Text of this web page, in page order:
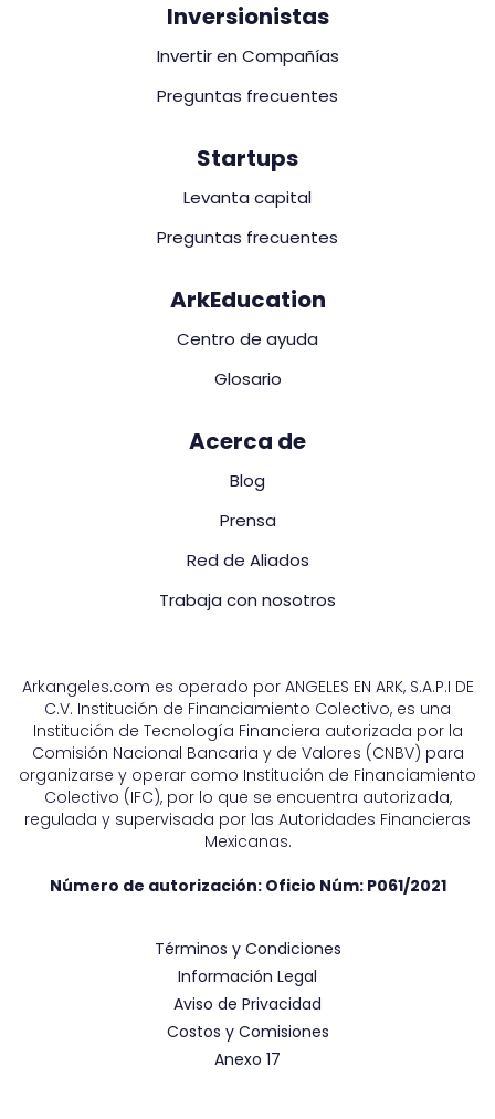
Inversionistas
Invertir en Compañías
Preguntas frecuentes
Startups
Levanta capital
Preguntas frecuentes
ArkEducation
Centro de ayuda
Glosario
Acerca de
Blog
Prensa
Red de Aliados
Trabaja con nosotros
Arkangeles.com es operado por ANGELES EN ARK, S.A.P.I DE
C.V. Institución de Financiamiento Colectivo, es una
Institución de Tecnología Financiera autorizada por la
Comisión Nacional Bancaria y de Valores (CNBV) para
organizarse y operar como Institución de Financiamiento
Colectivo (IFC), por lo que se encuentra autorizada,
regulada y supervisada por las Autoridades Financieras
Mexicanas.
Número de autorización: Oficio Núm: P061/2021
Términos y Condiciones
Información Legal
Aviso de Privacidad
Costos y Comisiones
Anexo 17